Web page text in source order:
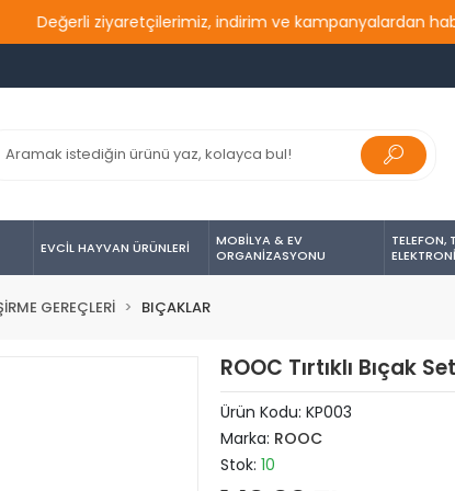
Değerli ziyaretçilerimiz, indirim ve kampanyalardan
EVCİL HAYVAN ÜRÜNLERİ
MOBİLYA & EV
ORGANİZASYONU
TELEFON,
GEREÇLERİ BIÇAKLAR
ROOC Tırtıklı Bıçak
Ürün Kodu: KP003
Marka: ROOC
Stok: 10